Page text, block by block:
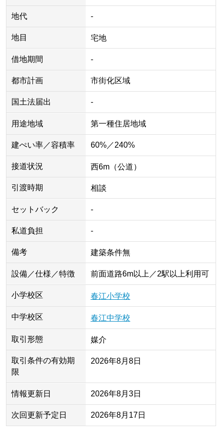
地代 -
地目 宅地
借地期間 -
都市計画 市街化区域
国土法届出 -
用途地域 第一種住居地域
建ぺい率／容積率 60%／240%
接道状況 西6m（公道）
引渡時期 相談
セットバック -
私道負担 -
備考 建築条件無
設備／仕様／特徴 前面道路6m以上／2駅以上利用可
小学校区 春江小学校
中学校区 春江中学校
取引形態 媒介
取引条件の有効期
限
2026年8月8日
情報更新日 2026年8月3日
次回更新予定日 2026年8月17日